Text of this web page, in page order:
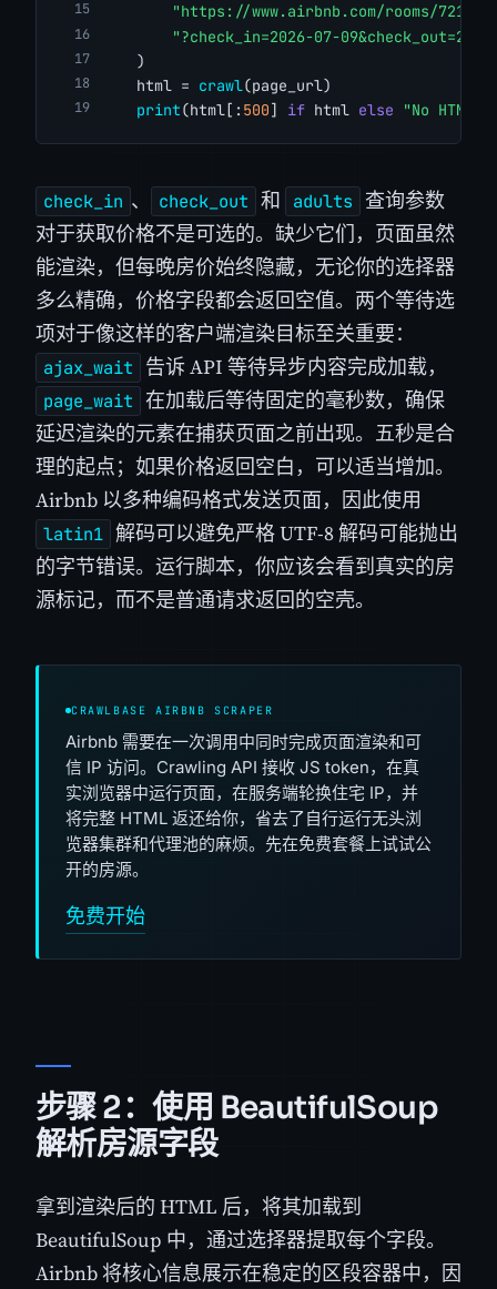
"https://www.airbnb.com/rooms/
"?check_in=2026-07-
    )
    html =
crawl(page_url)
print(html[:500] if html else "No HTML
check_in 、 check_out 和 adults
查询参数
对于获取价格不是可选的。缺少它们，页面虽然
能渲染，但每晚房价始终隐藏，无论你的选择器
多么精确，价格字段都会返回空值。两个等待选
项对于像这样的客户端渲染目标至关重要：
ajax_wait 告诉 API 等待异步内容完成加载，
page_wait 在加载后等待固定的毫秒数，确保
延迟渲染的元素在捕获页面之前出现。五秒是合
理的起点；如果价格返回空白，可以适当增加。
Airbnb 以多种编码格式发送页面，因此使用
latin1 解码可以避免严格 UTF-8 解码可能抛出
的字节错误。运行脚本，你应该会看到真实的房
源标记，而不是普通请求返回的空壳。
CRAWLBASE AIRBNB SCRAPER
Airbnb 需要在一次调用中同时完成页面渲染和可
信 IP 访问。Crawling API 接收 JS token，在真
实浏览器中运行页面，在服务端轮换住宅 IP，并
将完整 HTML 返还给你，省去了自行运行无头浏
览器集群和代理池的麻烦。先在免费套餐上试试公
开的房源。
免费开始
步骤 2：使用 BeautifulSoup
解析房源字段
拿到渲染后的 HTML 后，将其加载到
BeautifulSoup 中，通过选择器提取每个字段。
Airbnb 将核心信息展示在稳定的区段容器中，因